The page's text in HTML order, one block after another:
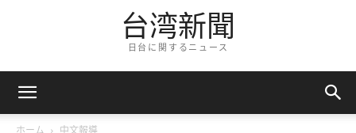
台湾新聞
日台に関するニュース
ホーム 中文報導